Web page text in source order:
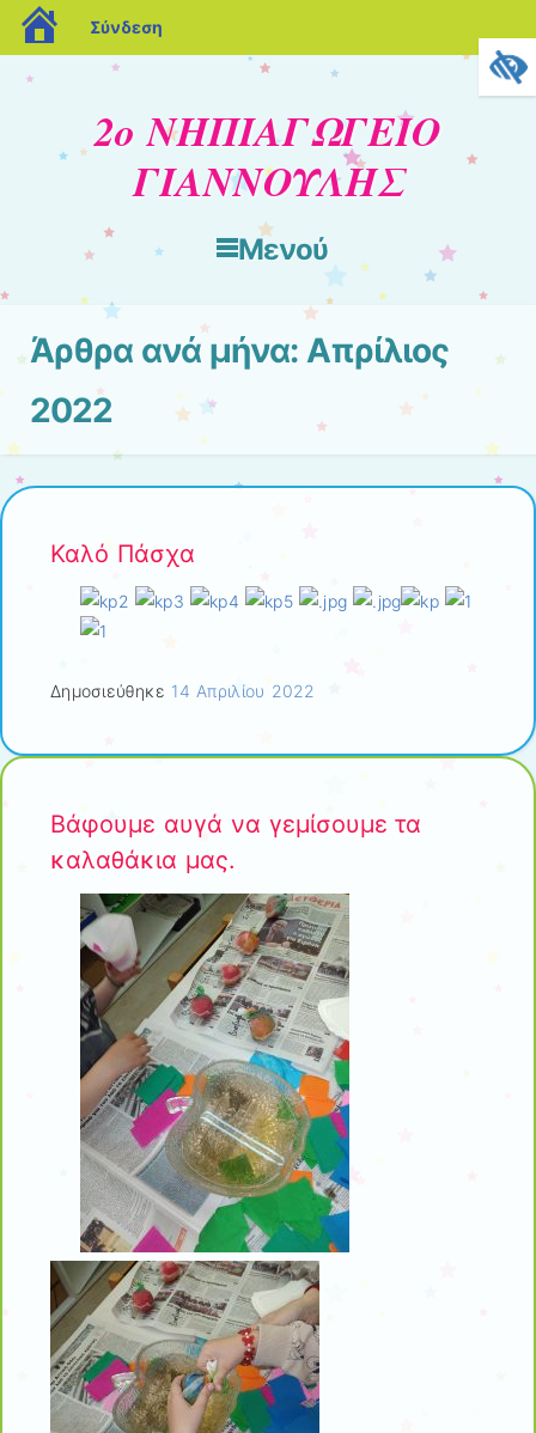
blogs.sch.gr
Σύνδεση
2ο ΝΗΠΙΑΓΩΓΕΙΟ
ΓΙΑΝΝΟΥΛΗΣ
Μενού
Μετάβαση στο περιεχόμενο
Άρθρα ανά μήνα: Απρίλιος
2022
Καλό Πάσχα
Δημοσιεύθηκε 14 Απριλίου 2022
Βάφουμε αυγά να γεμίσουμε τα
καλαθάκια μας.